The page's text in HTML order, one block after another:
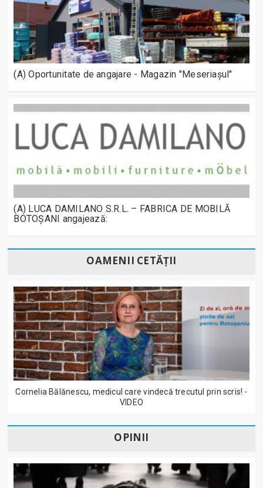
(A) Oportunitate de angajare - Magazin "Meseriașul"
(A) LUCA DAMILANO S.R.L. – FABRICA DE MOBILĂ
BOTOȘANI angajează:
OAMENII CETĂȚII
Cornelia Bălănescu, medicul care vindecă trecutul prin scris! -
VIDEO
OPINII